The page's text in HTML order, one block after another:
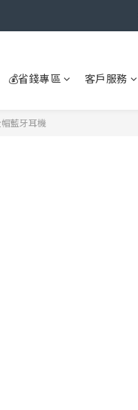
💰省錢專區 客戶服務
藍牙耳機